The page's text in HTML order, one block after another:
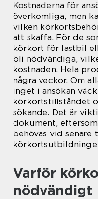
Kostnaderna för
överkomliga, men
vilken
att skaffa. För de
körkort för lastbil
bli nödvändiga,
kostnaden. Hela
några veckor. Om
inget i ansökan
körkortstillståndet
sökande. Det är
dokument,
behövas vid senare
Varför
nödvändigt